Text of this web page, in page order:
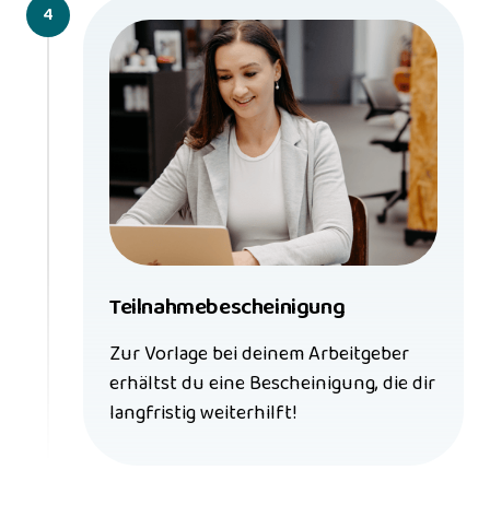
4
Teilnahmebescheinigung
Zur Vorlage bei deinem Arbeitgeber
erhältst du eine Bescheinigung, die dir
langfristig weiterhilft!